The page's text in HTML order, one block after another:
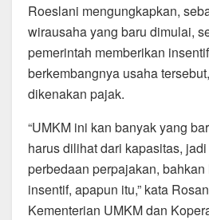
Roeslani mengungkapkan,
wirausaha yang baru dimulai,
pemerintah memberikan
berkembangnya usaha
dikenakan pajak.
“UMKM ini kan banyak yang
harus dilihat dari kapasitas,
perbedaan perpajakan,
insentif, apapun itu,” kata
Kementerian UMKM dan